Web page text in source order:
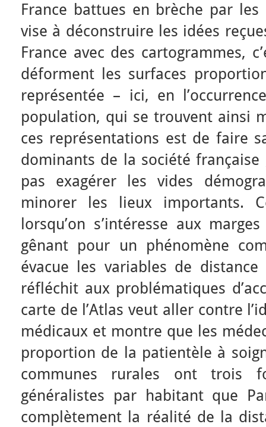
France battues en brèche par les
vise à déconstruire les idées
France avec des cartogrammes,
déforment les surfaces
représentée – ici, en
population, qui se trouvent ainsi
ces représentations est de faire
dominants de la société
pas exagérer les vides
minorer les lieux importants.
lorsqu’on s’intéresse aux
gênant pour un phénomène
évacue les variables de distance
réfléchit aux problématiques
carte de l’Atlas veut aller contre
médicaux et montre que les
proportion de la patientèle à
communes rurales ont trois
généralistes par habitant que
complètement la réalité de la